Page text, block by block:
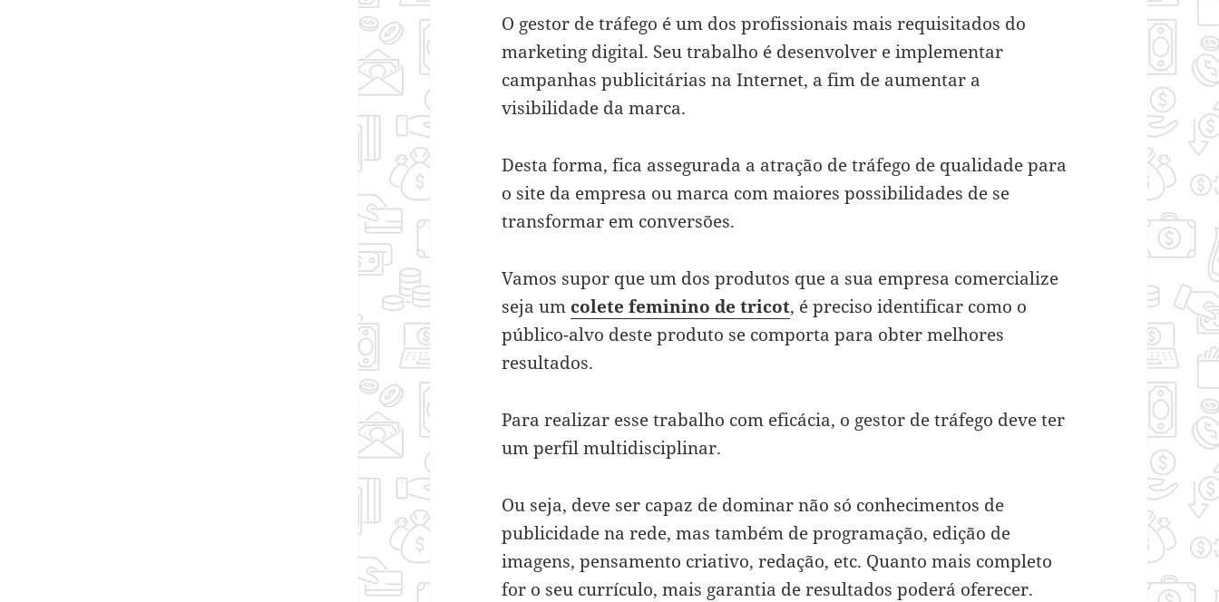
O gestor de tráfego é um dos profissionais mais requisitados do
marketing digital. Seu trabalho é desenvolver e implementar
campanhas publicitárias na Internet, a fim de aumentar a
visibilidade da marca.
Desta forma, fica assegurada a atração de tráfego de qualidade para
o site da empresa ou marca com maiores possibilidades de se
transformar em conversões.
Vamos supor que um dos produtos que a sua empresa comercialize
seja um colete feminino de tricot, é preciso identificar como o
público-alvo deste produto se comporta para obter melhores
resultados.
Para realizar esse trabalho com eficácia, o gestor de tráfego deve ter
um perfil multidisciplinar.
Ou seja, deve ser capaz de dominar não só conhecimentos de
publicidade na rede, mas também de programação, edição de
imagens, pensamento criativo, redação, etc. Quanto mais completo
for o seu currículo, mais garantia de resultados poderá oferecer.